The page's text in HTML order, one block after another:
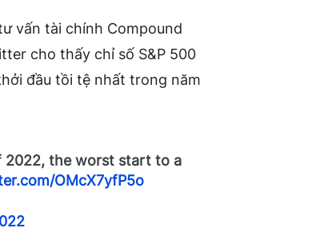
vấn tài chính Compound
cho thấy chỉ số S&P 500
đầu tồi tệ nhất trong năm
2022, the worst start to a
OMcX7yfP5o